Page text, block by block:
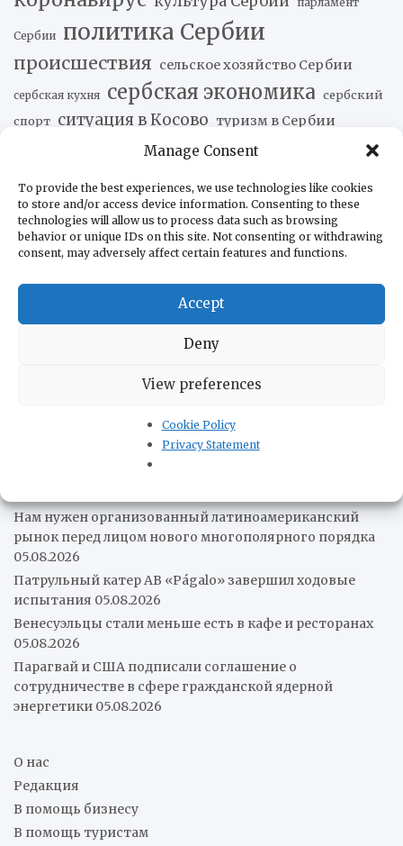
Manage Consent
To provide the best experiences, we use technologies like cookies
to store and/or access device information. Consenting to these
technologies will allow us to process data such as browsing
behavior or unique IDs on this site. Not consenting or withdrawing
consent, may adversely affect certain features and functions.
Accept
Deny
View preferences
Cookie Policy
Privacy Statement
Сербии политика Сербии
происшествия сельское хозяйство Сербии
сербская кухня сербская экономика сербский
спорт ситуация в Косово туризм в Сербии
экономика Сербии
Новости наших друзей
Leonardo представила ВМС Чили свои артиллерийские
системы06.08.2026
Рафаэль Мачадо: Контекст атак Милея на Бразилию
Объявлено о создании Совместного командования по
безопасности в отдельных зонах Панамского канала
Петро представил отчёт Интерпола, опровергающий
Пожар на химических заводах в Чили удалось
05.08.2026
Нам нужен организованный латиноамериканский
рынок перед лицом нового многополярного порядка
05.08.2026
Патрульный катер AB «Págalo» завершил ходовые
испытания 05.08.2026
Венесуэльцы стали меньше есть в кафе и ресторанах
05.08.2026
Парагвай и США подписали соглашение о
сотрудничестве в сфере гражданской ядерной
энергетики 05.08.2026
О нас
Редакция
В помощь бизнесу
В помощь туристам